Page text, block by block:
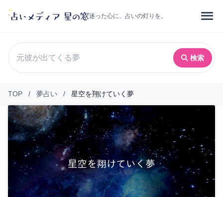
迷った心に、占いの灯りを。
検索
TOP / 夢占い / 星空を翔けていく夢